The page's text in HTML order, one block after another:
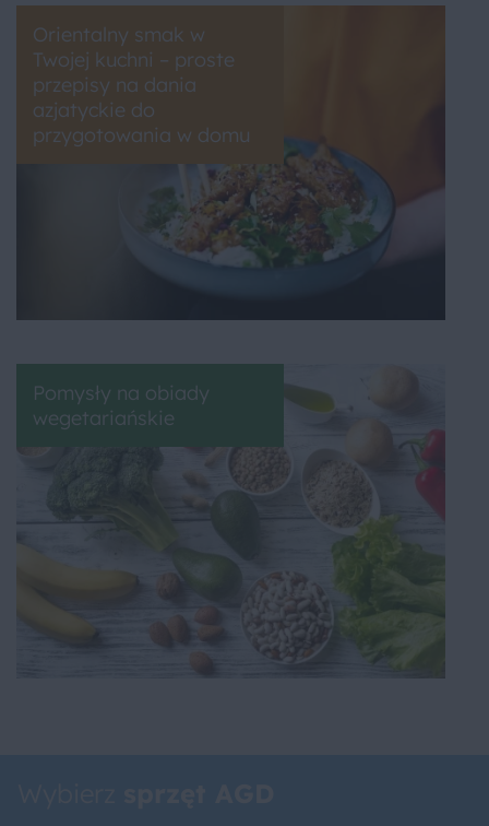
Orientalny smak w
Twojej kuchni – proste
przepisy na dania
azjatyckie do
przygotowania w domu
Pomysły na obiady
wegetariańskie